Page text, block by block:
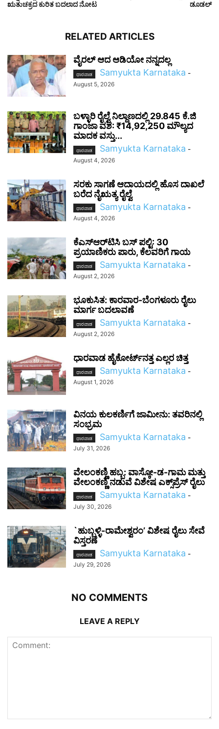
ಋತುಚಕ್ರದ ಕುರಿತ ಬದಲಾದ ನೋಟ ಡೂಡಲ್
RELATED ARTICLES
ವೈರಲ್ ಆದ ಆಡಿಯೋ ನನ್ನದಲ್ಲ
ಧಾರವಾಡ Samyukta Karnataka -
August 5, 2026
ಬಳ್ಳಾರಿ ರೈಲ್ವೆ ನಿಲ್ದಾಣದಲ್ಲಿ 29.845 ಕೆ.ಜಿ
ಗಾಂಜಾ ವಶ: ₹14,92,250 ಮೌಲ್ಯದ
ಮಾದಕ ವಸ್ತು...
ಧಾರವಾಡ Samyukta Karnataka -
August 4, 2026
ಸರಕು ಸಾಗಣೆ ಆದಾಯದಲ್ಲಿ ಹೊಸ ದಾಖಲೆ
ಬರೆದ ನೈಋತ್ಯ ರೈಲ್ವೆ
ಧಾರವಾಡ Samyukta Karnataka -
August 4, 2026
ಕೆಎಸ್‌ಆರ್‌ಟಿಸಿ ಬಸ್ ಪಲ್ಟಿ: 30
ಪ್ರಯಾಣಿಕರು ಪಾರು, ಕೆಲವರಿಗೆ ಗಾಯ
ಧಾರವಾಡ Samyukta Karnataka -
August 2, 2026
ಭೂಕುಸಿತ: ಕಾರವಾರ-ಬೆಂಗಳೂರು ರೈಲು
ಮಾರ್ಗ ಬದಲಾವಣೆ
ಧಾರವಾಡ Samyukta Karnataka -
August 2, 2026
ಧಾರವಾಡ ಹೈಕೋರ್ಟ್‌ನತ್ತ ಎಲ್ಲರ ಚಿತ್ತ
ಧಾರವಾಡ Samyukta Karnataka -
August 1, 2026
ವಿನಯ ಕುಲಕರ್ಣಿಗೆ ಜಾಮೀನು: ತವರಿನಲ್ಲಿ
ಸಂಭ್ರಮ
ಧಾರವಾಡ Samyukta Karnataka -
July 31, 2026
ವೇಲಂಕಣ್ಣಿ ಹಬ್ಬ: ವಾಸ್ಕೋ-ಡ-ಗಾಮ ಮತ್ತು
ವೇಲಂಕಣ್ಣಿ ನಡುವೆ ವಿಶೇಷ ಎಕ್ಸ್‌ಪ್ರೆಸ್ ರೈಲು
ಧಾರವಾಡ Samyukta Karnataka -
July 30, 2026
`ಹುಬ್ಬಳ್ಳಿ-ರಾಮೇಶ್ವರಂ’ ವಿಶೇಷ ರೈಲು ಸೇವೆ
ವಿಸ್ತರಣೆ
ಧಾರವಾಡ Samyukta Karnataka -
July 29, 2026
NO COMMENTS
LEAVE A REPLY